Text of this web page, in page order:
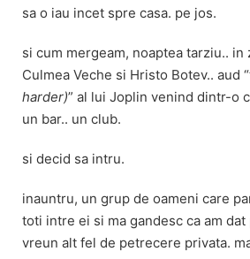
sa o iau incet spre casa. pe jos.
si cum mergeam, noaptea tarziu.. in
Culmea Veche si Hristo Botev.. aud
harder)” al lui Joplin venind dintr-o
un bar.. un club.
si decid sa intru.
inauntru, un grup de oameni care
toti intre ei si ma gandesc ca am
vreun alt fel de petrecere privata.